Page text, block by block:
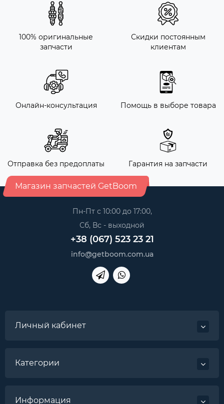
100% оригинальные
запчасти
Скидки постоянным
клиентам
Онлайн-консультация Помощь в выборе товара
Отправка без предоплаты Гарантия на запчасти
Магазин запчастей GetBoom
Пн-Пт с 10:00 до 17:00,
Сб, Вс - выходной
+38 (067) 523 23 21
info@getboom.com.ua
Личный кабинет
Категории
Информация